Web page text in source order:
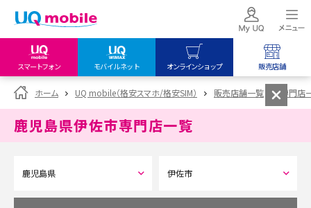
スマートフォン モバイルネット オンラインショップ 販売店舗
my UQ WiMAX
UQ WiMAX ご契約の方
My UQ mobile
データチャージサイト
UQ mobile
オンラインショップ
UQ WiMAX
UQ mobile
販売店舗
UQ WiMAX
ホーム UQ mobile（格安スマホ/格安SIM） 販売店舗一覧 専門店
鹿児島県伊佐市専門店一覧